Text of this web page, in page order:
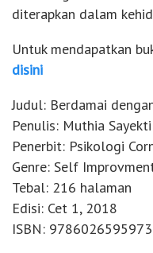
diterapkan dalam
Untuk mendapatkan
disini
Judul: Berdamai
Penulis: Muthia Sayekti
Penerbit: Psikologi
Genre: Self
Tebal: 216 halaman
Edisi: Cet 1, 2018
ISBN: 9786026595973